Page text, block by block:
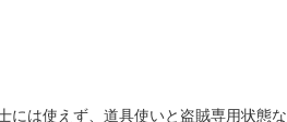
には使えず、道具使いと盗賊専用状態な